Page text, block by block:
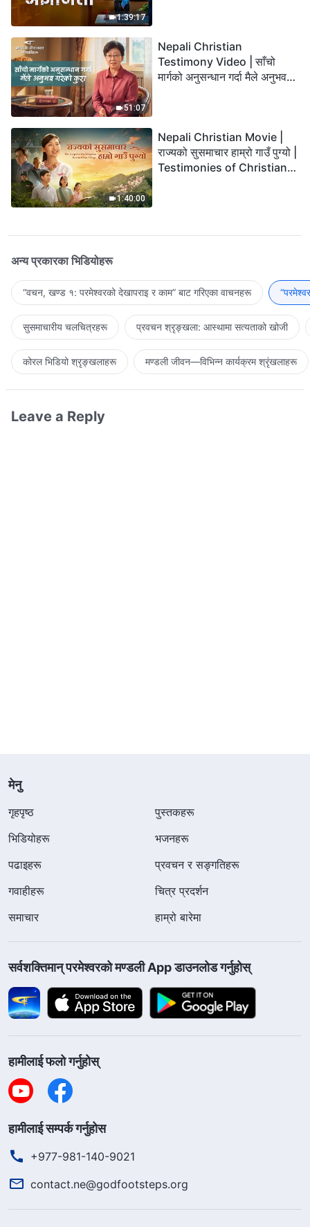
1:39:17
51:07
Nepali Christian
Testimony Video | साँचो
मार्गको अनुसन्धान गर्दा मैले अनुभव
1:40:00
Nepali Christian Movie |
राज्यको सुसमाचार हाम्रो गाउँ पुग्यो |
Testimonies of Christians
अन्य प्रकारका भिडियोहरू
“वचन, खण्ड १: परमेश्‍वरको देखापराइ र काम” बाट गरिएका वाचनहरू
सुसमाचारीय चलचित्रहरू प्रवचन श्रृङ्खला: आस्थामा सत्यताको खोजी
कोरल भिडियो श्रृङ्खलाहरू मण्डली जीवन—विभिन्‍न कार्यक्रम श्रृंखलाहरू
Leave a Reply
मेनु
गृहपृष्ठ
पुस्तकहरू
भिडियोहरू
भजनहरू
पढाइहरू
प्रवचन र सङ्गतिहरू
गवाहीहरू
चित्र प्रदर्शन
समाचार
हाम्रो बारेमा
सर्वशक्तिमान्‌ परमेश्‍वरको मण्डली App डाउनलोड गर्नुहोस्
हामीलाई फलो गर्नुहोस्
हामीलाई सम्पर्क गर्नुहोस
+977-981-140-9021
contact.ne@godfootsteps.org